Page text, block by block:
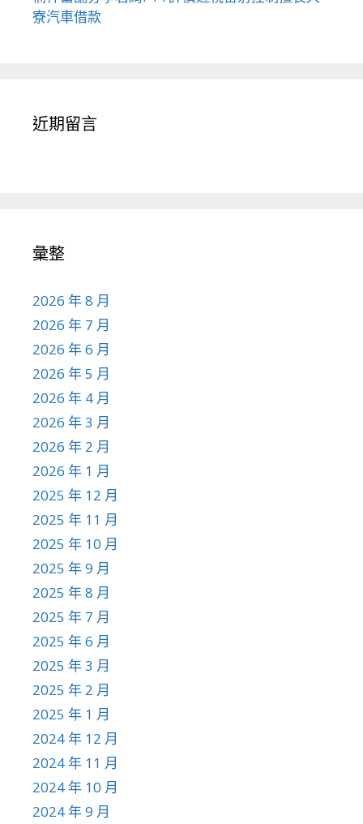
寮汽車借款
近期留言
彙整
2026 年 8 月
2026 年 7 月
2026 年 6 月
2026 年 5 月
2026 年 4 月
2026 年 3 月
2026 年 2 月
2026 年 1 月
2025 年 12 月
2025 年 11 月
2025 年 10 月
2025 年 9 月
2025 年 8 月
2025 年 7 月
2025 年 6 月
2025 年 3 月
2025 年 2 月
2025 年 1 月
2024 年 12 月
2024 年 11 月
2024 年 10 月
2024 年 9 月